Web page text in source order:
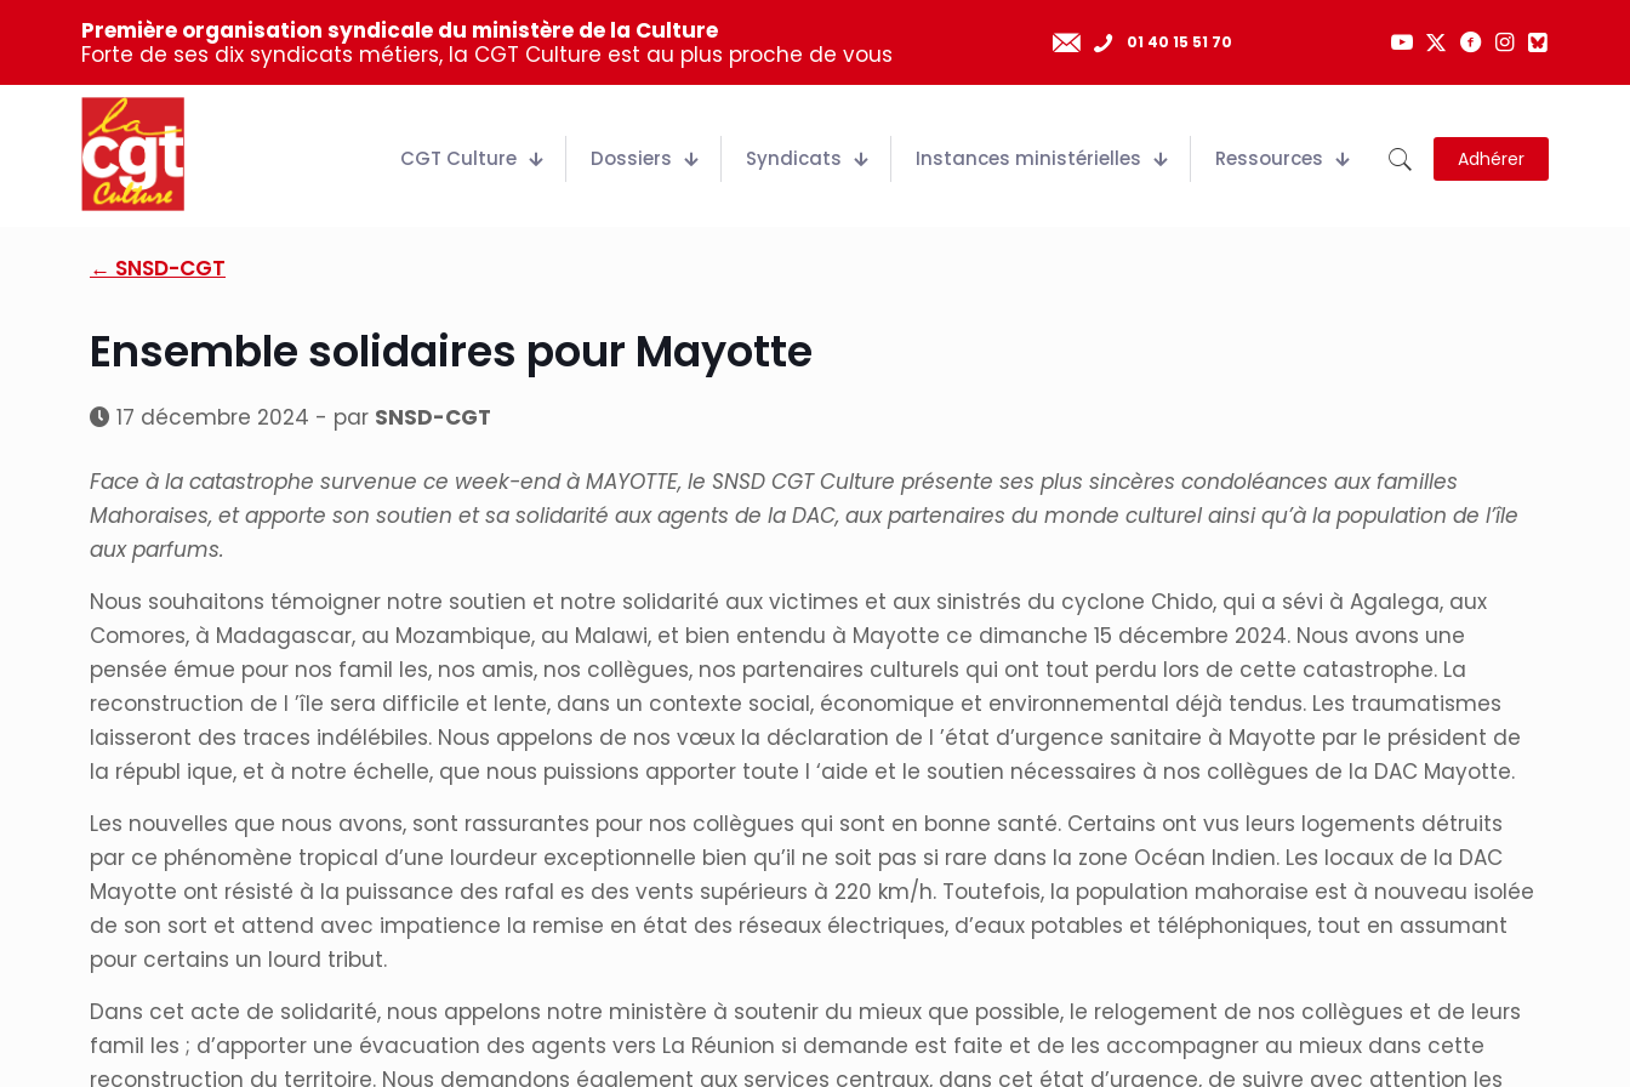
Première organisation syndicale du ministère de la Culture
Forte de ses dix syndicats métiers, la CGT Culture est au plus proche de vous
01 40 15 51 70
CGT Culture Dossiers Syndicats Instances ministérielles Ressources Adhérer
← SNSD-CGT
Ensemble solidaires pour Mayotte
17 décembre 2024 - par SNSD-CGT
Face à la catastrophe survenue ce week-end à MAYOTTE, le SNSD CGT Culture présente ses plus sincères condoléances aux familles
Mahoraises, et apporte son soutien et sa solidarité aux agents de la DAC, aux partenaires du monde culturel ainsi qu’à la population de l’île
aux parfums.
Nous souhaitons témoigner notre soutien et notre solidarité aux victimes et aux sinistrés du cyclone Chido, qui a sévi à Agalega, aux
Comores, à Madagascar, au Mozambique, au Malawi, et bien entendu à Mayotte ce dimanche 15 décembre 2024. Nous avons une
pensée émue pour nos famil les, nos amis, nos collègues, nos partenaires culturels qui ont tout perdu lors de cette catastrophe. La
reconstruction de l ’île sera difficile et lente, dans un contexte social, économique et environnemental déjà tendus. Les traumatismes
laisseront des traces indélébiles. Nous appelons de nos vœux la déclaration de l ’état d’urgence sanitaire à Mayotte par le président de
la républ ique, et à notre échelle, que nous puissions apporter toute l ‘aide et le soutien nécessaires à nos collègues de la DAC Mayotte.
Les nouvelles que nous avons, sont rassurantes pour nos collègues qui sont en bonne santé. Certains ont vus leurs logements détruits
par ce phénomène tropical d’une lourdeur exceptionnelle bien qu’il ne soit pas si rare dans la zone Océan Indien. Les locaux de la DAC
Mayotte ont résisté à la puissance des rafal es des vents supérieurs à 220 km/h. Toutefois, la population mahoraise est à nouveau isolée
de son sort et attend avec impatience la remise en état des réseaux électriques, d’eaux potables et téléphoniques, tout en assumant
pour certains un lourd tribut.
Dans cet acte de solidarité, nous appelons notre ministère à soutenir du mieux que possible, le relogement de nos collègues et de leurs
famil les ; d’apporter une évacuation des agents vers La Réunion si demande est faite et de les accompagner au mieux dans cette
reconstruction du territoire. Nous demandons également aux services centraux, dans cet état d’urgence, de suivre avec attention les